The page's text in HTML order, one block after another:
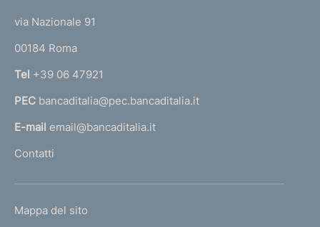
r
n
a
l
'
m
via Nazionale 91
00184 Roma
Tel +39 06 47921
PEC bancaditalia@pec.bancaditalia.it
E-mail email@bancaditalia.it
Contatti
L
Mappa del sito